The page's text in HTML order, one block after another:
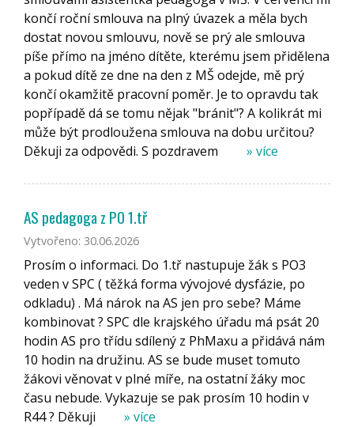
končí roční smlouva na plný úvazek a měla bych
dostat novou smlouvu, nově se prý ale smlouva
píše přímo na jméno dítěte, kterému jsem přidělena
a pokud dítě ze dne na den z MŠ odejde, mě prý
končí okamžitě pracovní poměr. Je to opravdu tak
popřípadě dá se tomu nějak "bránit"? A kolikrát mi
může být prodloužena smlouva na dobu určitou?
Děkuji za odpovědi. S pozdravem
» více
AS pedagoga z PO 1.tř
Vytvořeno: 30.06.2026
Prosím o informaci. Do 1.tř nastupuje žák s PO3
veden v SPC ( těžká forma vývojové dysfázie, po
odkladu) . Má nárok na AS jen pro sebe? Máme
kombinovat ? SPC dle krajského úřadu má psát 20
hodin AS pro třídu sdílený z PhMaxu a přidává nám
10 hodin na družinu. AS se bude muset tomuto
žákovi věnovat v plné míře, na ostatní žáky moc
času nebude. Vykazuje se pak prosím 10 hodin v
R44 ? Děkuji
» více